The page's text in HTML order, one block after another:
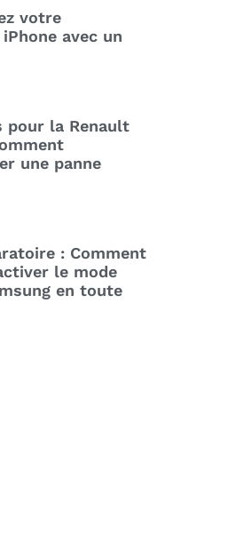
votre
avec un
pour la Renault
une panne
: Comment
le mode
en toute